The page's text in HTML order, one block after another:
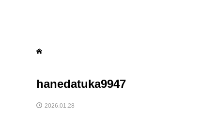
hanedatuka9947
2026.01.28